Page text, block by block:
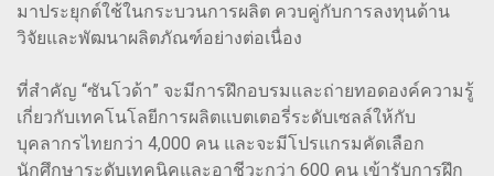
มาประยุกต์ใช้ในกระบวนการผลิต ควบคู่กับการลงทุนด้าน
วิจัยและพัฒนาผลิตภัณฑ์อย่างต่อเนื่อง
ที่สำคัญ “ซันโวด้า” จะมีการฝึกอบรมและถ่ายทอดองค์ความรู้
เกี่ยวกับเทคโนโลยีการผลิตแบตเตอรี่ระดับเซลล์ให้กับ
บุคลากรไทยกว่า 4,000 คน และจะมีโปรแกรมคัดเลือก
นักศึกษาระดับเทคนิคและอาชีวะกว่า 600 คน เข้ารับการฝึก